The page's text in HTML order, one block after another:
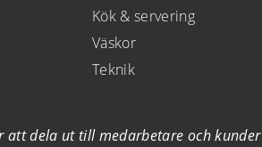
Kök & servering
Väskor
Teknik
att dela ut till medarbetare och kunder